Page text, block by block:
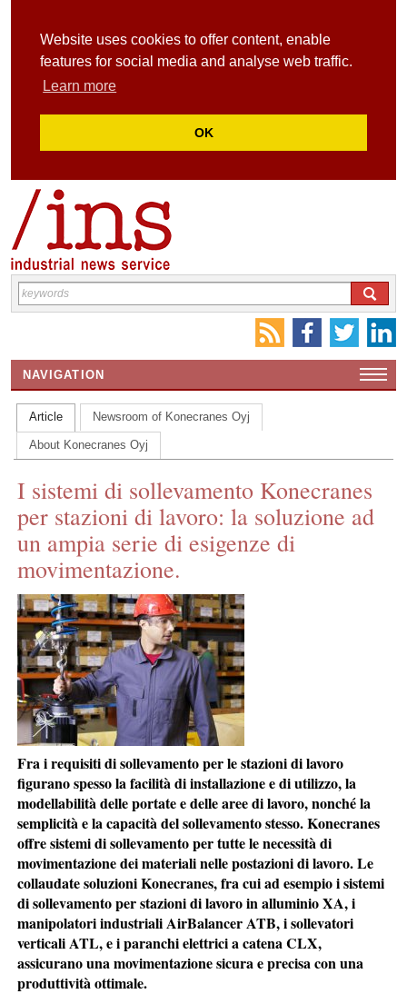
Website uses cookies to offer content, enable
features for social media and analyse web traffic.
Learn more
OK
NAVIGATION
HOME
CONTACT US
INS MAIN WEBSITE
ABOUT US
Article Newsroom of Konecranes Oyj
About Konecranes Oyj
I sistemi di sollevamento Konecranes
per stazioni di lavoro: la soluzione ad
un ampia serie di esigenze di
movimentazione.
Fra i requisiti di sollevamento per le stazioni di lavoro
figurano spesso la facilità di installazione e di utilizzo, la
modellabilità delle portate e delle aree di lavoro, nonché la
semplicità e la capacità del sollevamento stesso. Konecranes
offre sistemi di sollevamento per tutte le necessità di
movimentazione dei materiali nelle postazioni di lavoro. Le
collaudate soluzioni Konecranes, fra cui ad esempio i sistemi
di sollevamento per stazioni di lavoro in alluminio XA, i
manipolatori industriali AirBalancer ATB, i sollevatori
verticali ATL, e i paranchi elettrici a catena CLX,
assicurano una movimentazione sicura e precisa con una
produttività ottimale.